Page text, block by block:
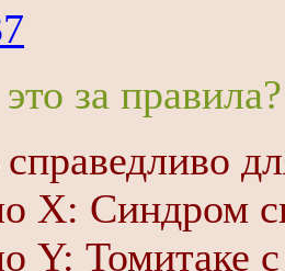
за правила?
X: Синдром
Y: Томитаке